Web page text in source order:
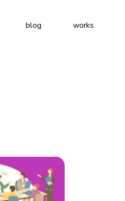
blog works